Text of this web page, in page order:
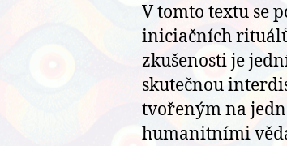
V tomto textu se
iniciačních
zkušenosti je
skutečnou
tvořeným na
humanitními